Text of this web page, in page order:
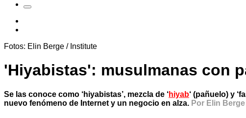
Fotos: Elin Berge / Institute
'Hiyabistas': musulmanas con
Se las conoce como ‘hiyabistas’, mezcla de ‘hiyab‘ (pañuelo) y
nuevo fenómeno de Internet y un negocio en alza. Por Elin